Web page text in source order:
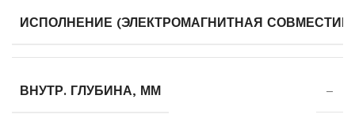
ИСПОЛНЕНИЕ (ЭЛЕКТРОМАГНИТНАЯ
ВНУТР. ГЛУБИНА, ММ –